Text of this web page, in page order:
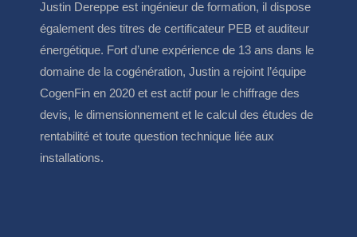
Justin Dereppe est ingénieur de formation, il dispose
également des titres de certificateur PEB et auditeur
énergétique. Fort d’une expérience de 13 ans dans le
domaine de la cogénération, Justin a rejoint l’équipe
CogenFin en 2020 et est actif pour le chiffrage des
devis, le dimensionnement et le calcul des études de
rentabilité et toute question technique liée aux
installations.